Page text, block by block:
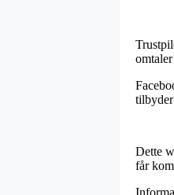
Dette
får